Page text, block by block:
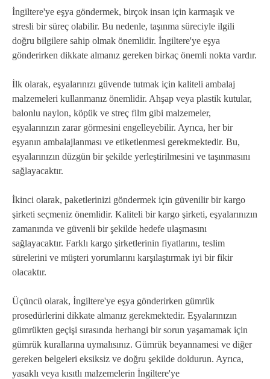
İngiltere'ye eşya göndermek, birçok insan için karmaşık ve
stresli bir süreç olabilir. Bu nedenle, taşınma süreciyle ilgili
doğru bilgilere sahip olmak önemlidir. İngiltere'ye eşya
gönderirken dikkate almanız gereken birkaç önemli nokta vardır.
İlk olarak, eşyalarınızı güvende tutmak için kaliteli ambalaj
malzemeleri kullanmanız önemlidir. Ahşap veya plastik kutular,
balonlu naylon, köpük ve streç film gibi malzemeler,
eşyalarınızın zarar görmesini engelleyebilir. Ayrıca, her bir
eşyanın ambalajlanması ve etiketlenmesi gerekmektedir. Bu,
eşyalarınızın düzgün bir şekilde yerleştirilmesini ve taşınmasını
sağlayacaktır.
İkinci olarak, paketlerinizi göndermek için güvenilir bir kargo
şirketi seçmeniz önemlidir. Kaliteli bir kargo şirketi, eşyalarınızın
zamanında ve güvenli bir şekilde hedefe ulaşmasını
sağlayacaktır. Farklı kargo şirketlerinin fiyatlarını, teslim
sürelerini ve müşteri yorumlarını karşılaştırmak iyi bir fikir
olacaktır.
Üçüncü olarak, İngiltere'ye eşya gönderirken gümrük
prosedürlerini dikkate almanız gerekmektedir. Eşyalarınızın
gümrükten geçişi sırasında herhangi bir sorun yaşamamak için
gümrük kurallarına uymalısınız. Gümrük beyannamesi ve diğer
gereken belgeleri eksiksiz ve doğru şekilde doldurun. Ayrıca,
yasaklı veya kısıtlı malzemelerin İngiltere'ye